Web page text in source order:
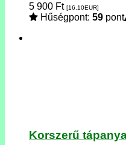
5 900 Ft [16.10EUR]
Hűségpont: 59 pont
Korszerű